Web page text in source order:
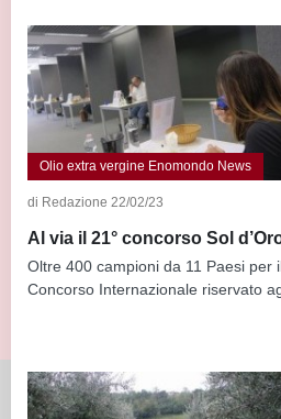
Olio extra vergine Enomondo News
di Redazione 22/02/23
Al via il 21° concorso Sol
Oltre 400 campioni da 11 Paesi per
Concorso Internazionale riservato